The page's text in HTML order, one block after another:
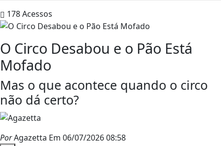
178Acessos
O Circo Desabou e o Pão Está
Mofado
Mas o que acontece quando o circo
não dá certo?
PorAgazetta Em 06/07/2026 08:58